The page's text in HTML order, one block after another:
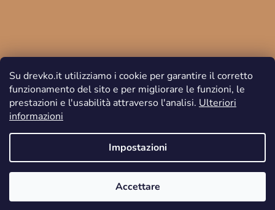
Su drevko.it utilizziamo i cookie per garantire il corretto
funzionamento del sito e per migliorare le funzioni, le
prestazioni e l'usabilità attraverso l'analisi. Ulteriori
informazioni
Impostazioni
Accettare
Creato da Shoptet